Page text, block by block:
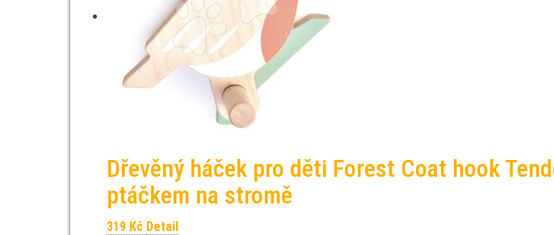
Dřevěný háček pro děti Forest Coat hook
ptáčkem na stromě
319 Kč Detail